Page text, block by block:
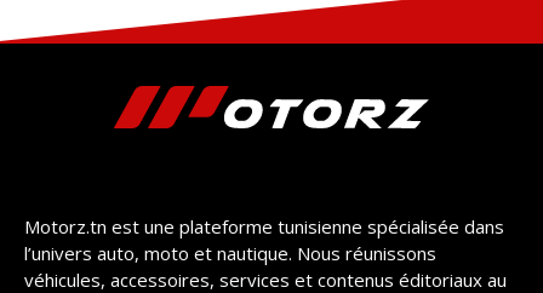
Motorz.tn est une plateforme tunisienne spécialisée dans
l’univers auto, moto et nautique. Nous réunissons
véhicules, accessoires, services et contenus éditoriaux au